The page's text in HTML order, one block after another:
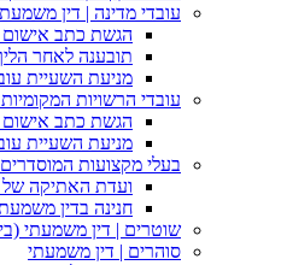
עובדי מדינה | דין
הגשת כתב אישום
תובענה לאחר
מניעת השעיית
עובדי הרשויות
הגשת כתב אישום
מניעת השעיית
בעלי מקצועות
ועדת האתיקה של
חנינה בדין
שוטרים | דין משמעתי
סוהרים | דין משמעתי